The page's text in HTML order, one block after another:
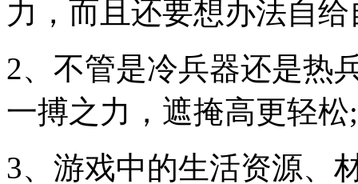
力，而且还要想办法自给
2、不管是冷兵器还是热
一搏之力，遮掩高更轻松;
3、游戏中的生活资源、